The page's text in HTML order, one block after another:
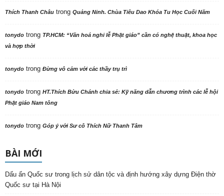
Thích Thanh Châu trong Quảng Ninh. Chùa Tiêu Dao Khóa Tu Học Cuối Năm
tonydo trong TP.HCM: “Văn hoá nghi lễ Phật giáo” cần có nghệ thuật, khoa học
và hợp thời
tonydo trong Đừng vô cảm với các thầy trụ trì
tonydo trong HT.Thích Bửu Chánh chia sẻ: Kỹ năng dẫn chương trình các lễ hội
Phật giáo Nam tông
tonydo trong Góp ý với Sư cô Thích Nữ Thanh Tâm
BÀI MỚI
Dấu ấn Quốc sư trong lịch sử dân tộc và định hướng xây dựng Điện thờ
Quốc sư tại Hà Nội